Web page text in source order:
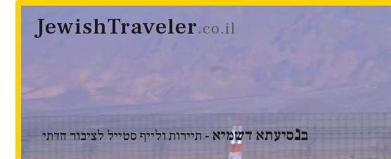
JewishTraveler.co.il
בנסיעתא דשמיא- תיירות ולייף סטייל לציבור הדתי